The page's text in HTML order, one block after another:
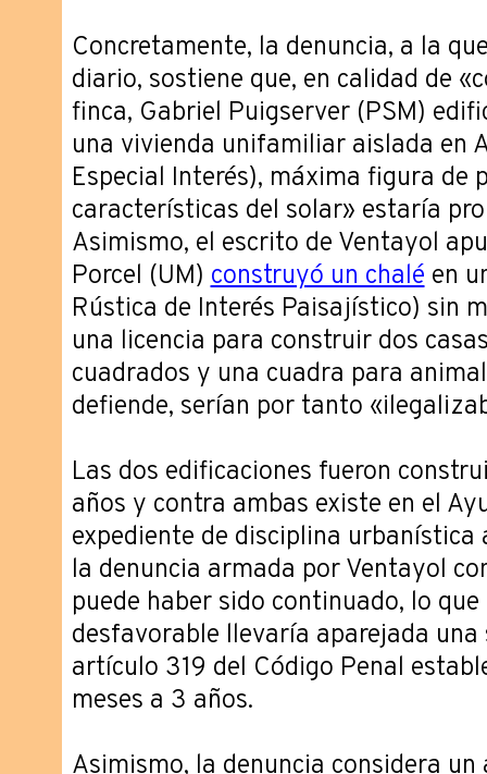
Concretamente, la denuncia, a la
diario, sostiene que, en calidad de
finca, Gabriel Puigserver (PSM)
una vivienda unifamiliar aislada en
Especial Interés), máxima figura de
características del solar» estaría
Asimismo, el escrito de Ventayol
Porcel (UM)construyó un chaléen
Rústica de Interés Paisajístico) sin
una licencia para construir dos
cuadrados y una cuadra para
defiende, serían por tanto
Las dos edificaciones fueron
años y contra ambas existe en el
expediente de disciplina
la denuncia armada por Ventayol
puede haber sido continuado, lo
desfavorable llevaría aparejada una
artículo 319 del Código Penal
meses a 3 años.
Asimismo, la denuncia considera